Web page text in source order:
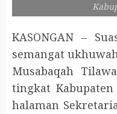
KASONGAN –
semangat
Musabaqah
tingkat
halaman